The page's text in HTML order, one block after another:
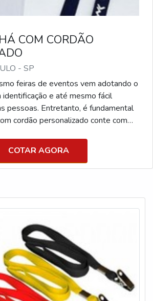
COM CORDÃO
- SP
feiras de eventos vem adotando o
identificação e até mesmo fácil
pessoas. Entretanto, é fundamental
cordão personalizado conte com
Sendo assim, uma das
pois também será possível que o
COTAR AGORA